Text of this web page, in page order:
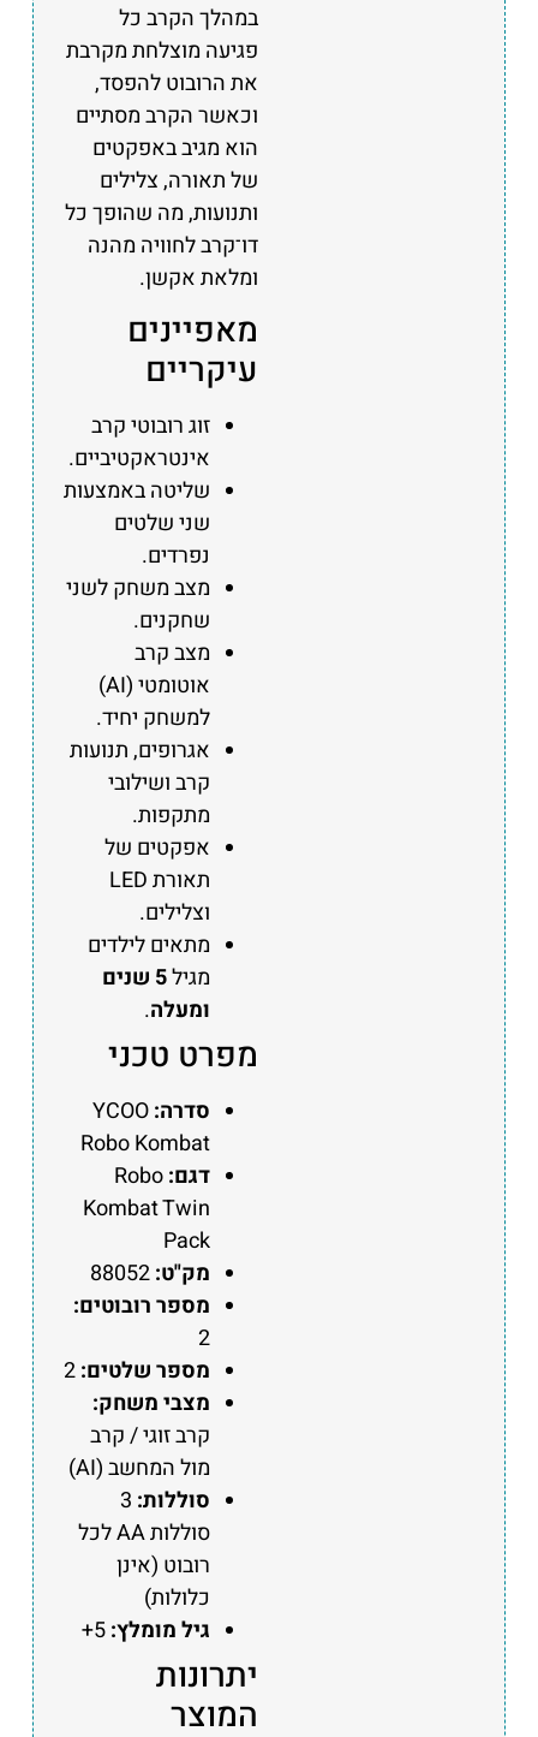
במהלך הקרב כל
פגיעה מוצלחת מקרבת
את הרובוט להפסד,
וכאשר הקרב מסתיים
הוא מגיב באפקטים
של תאורה, צלילים
ותנועות, מה שהופך כל
דו־קרב לחוויה מהנה
ומלאת אקשן.
מאפיינים
עיקריים
זוג רובוטי קרב
אינטראקטיביים.
שליטה באמצעות
שני שלטים
נפרדים.
מצב משחק לשני
שחקנים.
מצב קרב
אוטומטי (AI)
למשחק יחיד.
אגרופים, תנועות
קרב ושילובי
מתקפות.
אפקטים של
תאורת LED
וצלילים.
מתאים לילדים
מגיל 5 שנים
ומעלה.
מפרט טכני
סדרה:YCOO
Robo Kombat
דגם:Robo
Kombat Twin
Pack
מק"ט:88052
מספר רובוטים:
2
מספר שלטים:2
מצבי משחק:
קרב זוגי / קרב
מול המחשב (AI)
סוללות: 3
סוללות AA לכל
רובוט (אינן
כלולות)
גיל מומלץ:5+
יתרונות
המוצר